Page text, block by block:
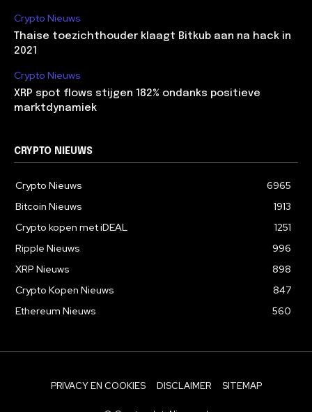
Crypto Nieuws
Thaise toezichthouder klaagt Bitkub aan na hack in
2021
Crypto Nieuws
XRP spot flows stijgen 182% ondanks positieve
marktdynamiek
CRYPTO NIEUWS
Crypto Nieuws
6965
Bitcoin Nieuws
1913
Crypto kopen met iDEAL
1251
Ripple Nieuws
996
XRP Nieuws
898
Crypto Kopen Nieuws
847
Ethereum Nieuws
560
PRIVACY EN COOKIES DISCLAIMER SITEMAP